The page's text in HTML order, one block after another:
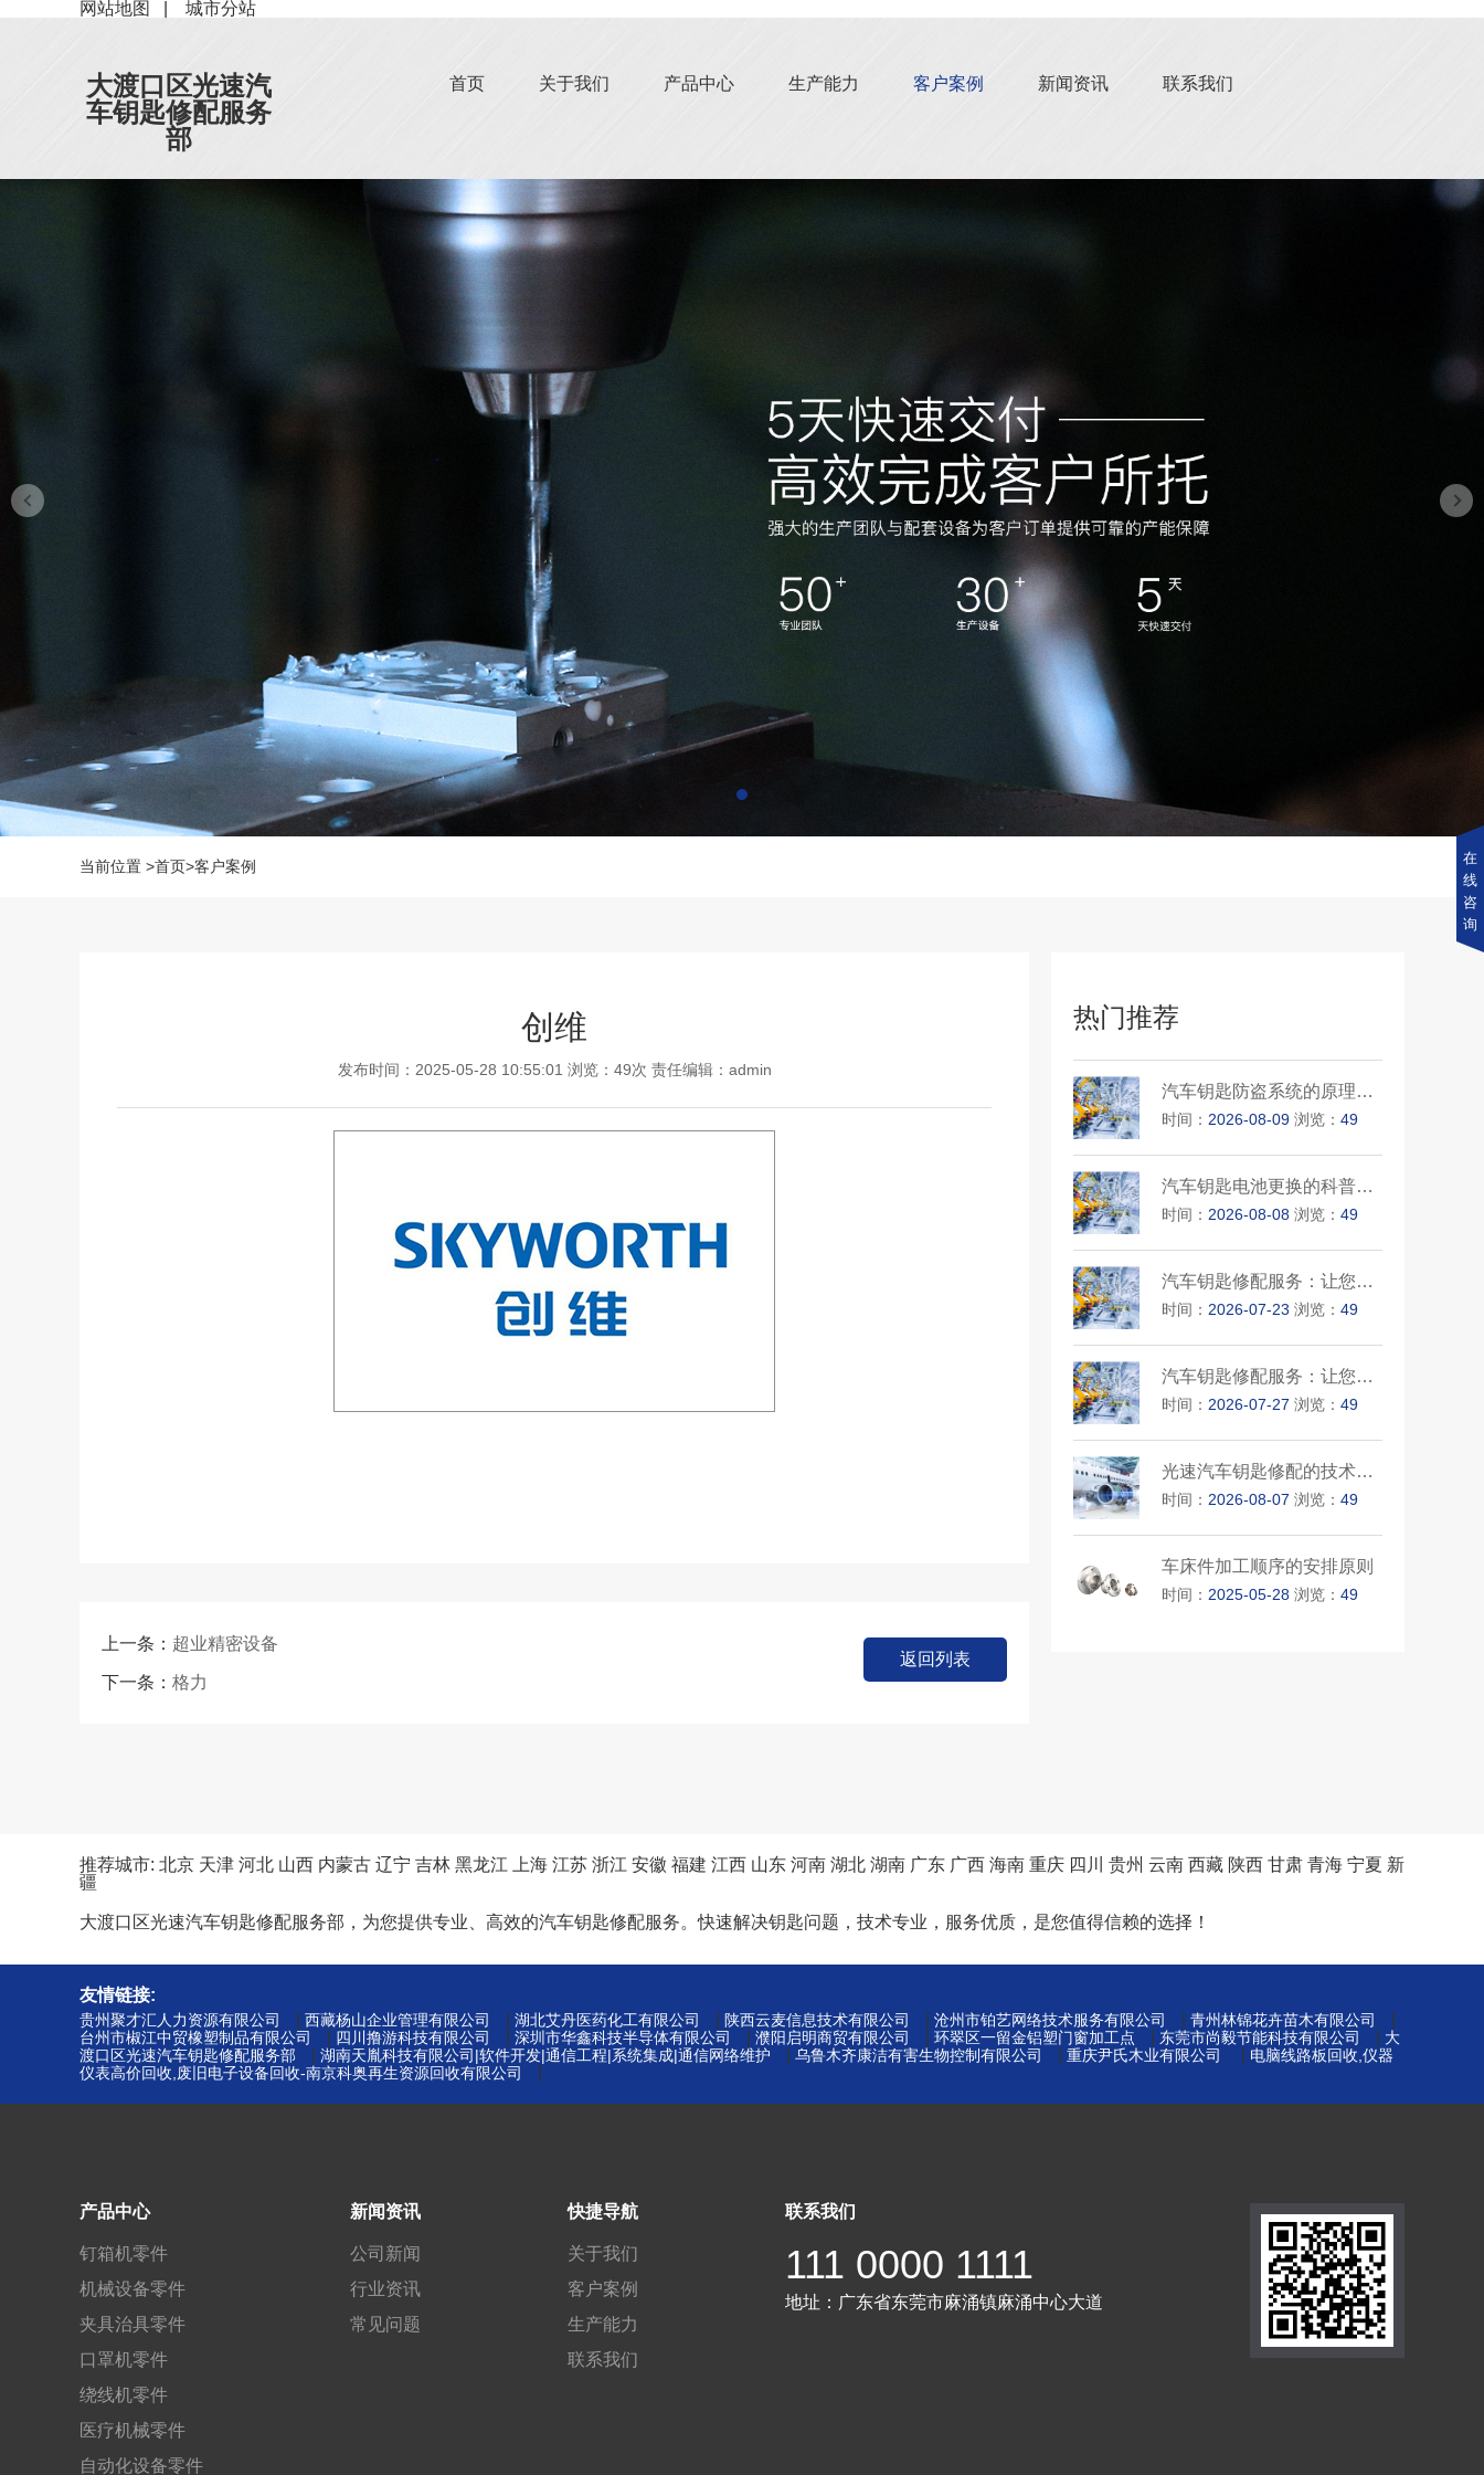
网站地图 城市分站
大渡口区光速汽
车钥匙修配服务
部
首页 关于我们 产品中心 生产能力 客户案例 新闻资讯 联系我们
当前位置 >首页>客户案例
创维
发布时间：2025-05-28 10:55:01 浏览：49次 责任编辑： admin
上一条： 超业精密设备
下一条： 格力
返回列表
热门推荐
汽车钥匙防盗系统的原理解析
时间： 2026-08-09 浏览：49
汽车钥匙电池更换的科普知识
时间： 2026-08-08 浏览：49
汽车钥匙修配服务：让您的爱车···
时间： 2026-07-23 浏览：49
汽车钥匙修配服务：让您的爱车···
时间： 2026-07-27 浏览：49
光速汽车钥匙修配的技术要点
时间： 2026-08-07 浏览：49
车床件加工顺序的安排原则
时间： 2025-05-28 浏览：49
推荐城市: 北京 天津 河北 山西 内蒙古 辽宁 吉林 黑龙江 上海 江苏 浙江 安徽 福建 江西 山东 河南 湖北 湖南 广东 广西 海南 重庆 四川 贵州 云南 西藏 陕西 甘肃 青海 宁夏 新
疆
大渡口区光速汽车钥匙修配服务部，为您提供专业、高效的汽车钥匙修配服务。快速解决钥匙问题，技术专业，服务优质，是您值得信赖的选择！
友情链接:
贵州聚才汇人力资源有限公司 西藏杨山企业管理有限公司 湖北艾丹医药化工有限公司 陕西云麦信息技术有限公司 沧州市铂艺网络技术服务有限公司 青州林锦花卉苗木有限公司
台州市椒江中贸橡塑制品有限公司 四川撸游科技有限公司 深圳市华鑫科技半导体有限公司 濮阳启明商贸有限公司 环翠区一留金铝塑门窗加工点 东莞市尚毅节能科技有限公司
大
渡口区光速汽车钥匙修配服务部
湖南天胤科技有限公司|软件开发|通信工程|系统集成|通信网络维护 乌鲁木齐康洁有害生物控制有限公司 重庆尹氏木业有限公司
电脑线路板回收,仪器
仪表高价回收,废旧电子设备回收-南京科奥再生资源回收有限公司
产品中心
钉箱机零件
机械设备零件
夹具治具零件
口罩机零件
绕线机零件
医疗机械零件
自动化设备零件
新闻资讯
公司新闻
行业资讯
常见问题
快捷导航
关于我们
客户案例
生产能力
联系我们
联系我们
111 0000 1111
地址： 广东省东莞市麻涌镇麻涌中心大道
在
线
咨
询